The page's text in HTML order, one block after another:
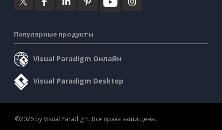
Популярные продукты
Visual Paradigm Онлайн
Visual Paradigm Desktop
©2026 by Visual Paradigm. Все права защищены.